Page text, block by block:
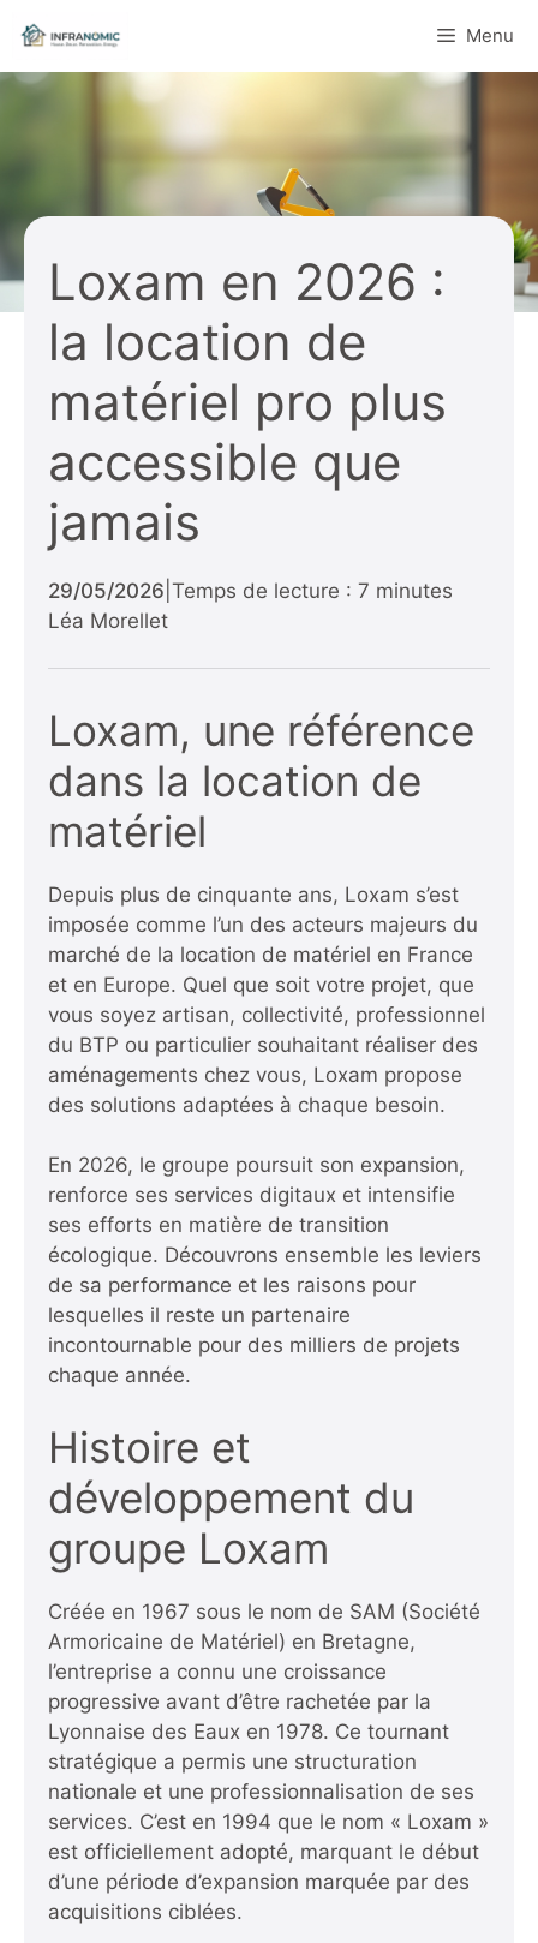
au
contenu
Menu
Loxam en 2026 :
la location de
matériel pro plus
accessible que
jamais
29/05/2026 Temps de lecture : 7 minutes
Léa Morellet
Loxam, une référence
dans la location de
matériel
Depuis plus de cinquante ans, Loxam s’est
imposée comme l’un des acteurs majeurs du
marché de la location de matériel en France
et en Europe. Quel que soit votre projet, que
vous soyez artisan, collectivité, professionnel
du BTP ou particulier souhaitant réaliser des
aménagements chez vous, Loxam propose
des solutions adaptées à chaque besoin.
En 2026, le groupe poursuit son expansion,
renforce ses services digitaux et intensifie
ses efforts en matière de transition
écologique. Découvrons ensemble les leviers
de sa performance et les raisons pour
lesquelles il reste un partenaire
incontournable pour des milliers de projets
chaque année.
Histoire et
développement du
groupe Loxam
Créée en 1967 sous le nom de SAM (Société
Armoricaine de Matériel) en Bretagne,
l’entreprise a connu une croissance
progressive avant d’être rachetée par la
Lyonnaise des Eaux en 1978. Ce tournant
stratégique a permis une structuration
nationale et une professionnalisation de ses
services. C’est en 1994 que le nom « Loxam »
est officiellement adopté, marquant le début
d’une période d’expansion marquée par des
acquisitions ciblées.